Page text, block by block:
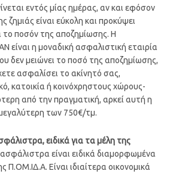
εντός μίας ημέρας, αν και εφόσον
ζημιάς είναι εύκολη και προκύψει
ποσόν της αποζημίωσης. Η
είναι η μοναδική ασφαλιστική εταιρία
δεν μειώνει το ποσό της αποζημίωσης,
ασφαλίσει το ακίνητό σας,
κατοικία ή κοινόχρηστους χώρους-
από την πραγματική, αρκεί αυτή η
μεγαλύτερη των 750€/τμ.
ειδικά για τα μέλη της
είναι ειδικά διαμορφωμένα
Π.ΟΜ.ΙΔ.Α. Είναι ιδιαίτερα οικονομικά